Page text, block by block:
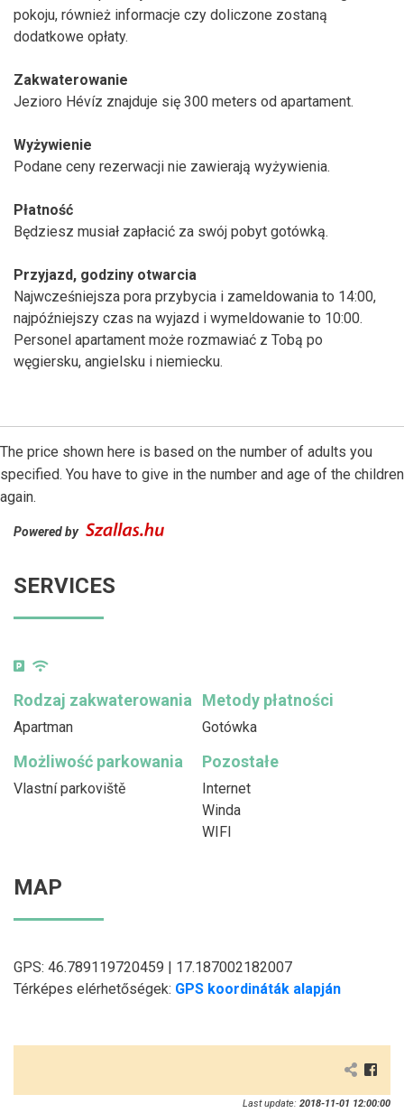
pokoju, również informacje czy doliczone zostaną
dodatkowe opłaty.
Zakwaterowanie
Jezioro Hévíz znajduje się 300 meters od apartament.
Wyżywienie
Podane ceny rezerwacji nie zawierają wyżywienia.
Płatność
Będziesz musiał zapłacić za swój pobyt gotówką.
Przyjazd, godziny otwarcia
Najwcześniejsza pora przybycia i zameldowania to 14:00,
najpóźniejszy czas na wyjazd i wymeldowanie to 10:00.
Personel apartament może rozmawiać z Tobą po
węgiersku, angielsku i niemiecku.
The price shown here is based on the number of adults you
specified. You have to give in the number and age of the children
again.
Powered by
SERVICES
Rodzaj zakwaterowania
Apartman
Metody płatności
Gotówka
Możliwość parkowania
Vlastní parkoviště
Pozostałe
Internet
Winda
WIFI
MAP
GPS: 46.789119720459 | 17.187002182007
Térképes elérhetőségek: GPS koordináták alapján
Last update: 2018-11-01 12:00:00